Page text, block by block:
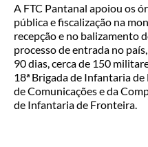
A FTC Pantanal apoiou os
pública e fiscalização na
recepção e no balizamento
processo de entrada no
90 dias, cerca de 150
18ª Brigada de Infantaria
de Comunicações e da
de Infantaria de Fronteira.